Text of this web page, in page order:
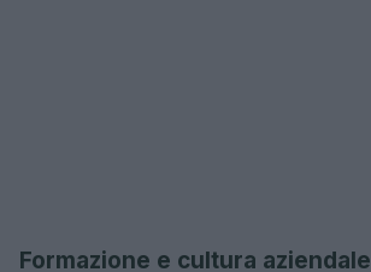
Formazione e cultura aziendale